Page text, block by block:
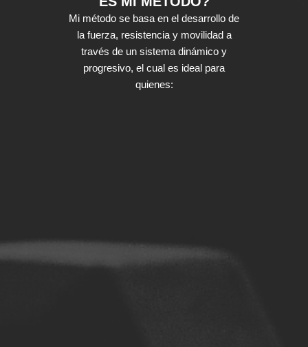
Mi método se basa en el desarrollo de
la fuerza, resistencia y movilidad a
través de un sistema dinámico y
progresivo, el cual es ideal para
quienes: